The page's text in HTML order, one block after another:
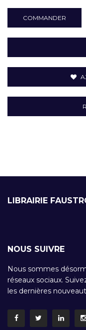
COMMANDER
LIBRAIRIE
NOUS SUIVRE
Nous sommes
réseaux sociaux.
les dernières